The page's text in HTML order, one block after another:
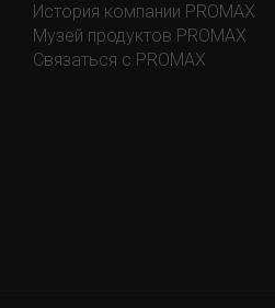
История компании PROMAX
Музей продуктов PROMAX
Связаться с PROMAX